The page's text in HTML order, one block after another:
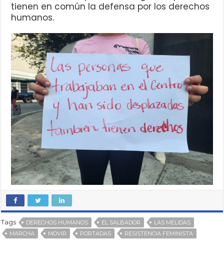
tienen en común la defensa por los derechos
humanos.
Tags DERECHOS HUMANOS EL SALBADOR
LAS MELIDAS
MARCHA
MOVIR PORTADAS RESISTENCIA FEMINISTA